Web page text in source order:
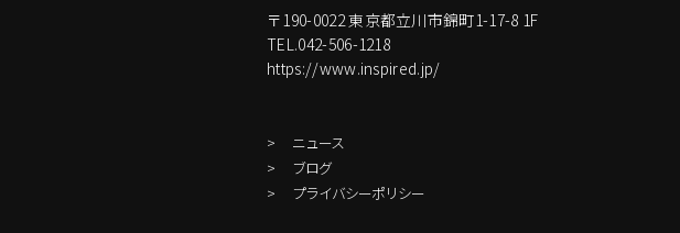
〒190-0022東京都立川市錦町1-17-8 1F
TEL.042-506-1218
https://www.inspired.jp/
ニュース
ブログ
プライバシーポリシー